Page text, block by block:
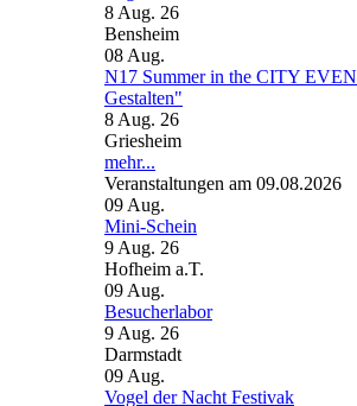
8 Aug. 26
Bensheim
08 Aug.
N17 Summer in the CITY
Gestalten"
8 Aug. 26
Griesheim
mehr...
Veranstaltungen am 09.08.2026
09 Aug.
Mini-Schein
9 Aug. 26
Hofheim a.T.
09 Aug.
Besucherlabor
9 Aug. 26
Darmstadt
09 Aug.
Vogel der Nacht Festivak